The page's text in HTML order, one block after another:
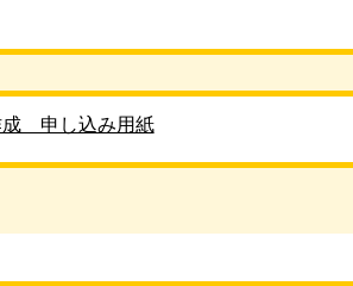
成 申し込み用紙